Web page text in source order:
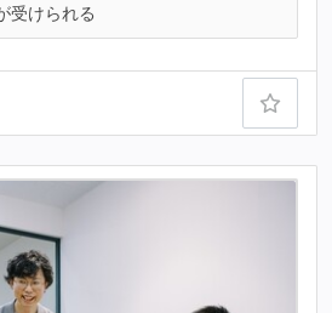
受けられる